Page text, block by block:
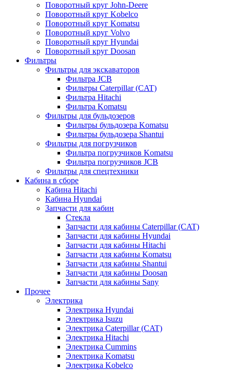
Поворотный круг John-Deere
Поворотный круг Kobelco
Поворотный круг Komatsu
Поворотный круг Volvo
Поворотный круг Hyundai
Поворотный круг Doosan
Фильтры
Фильтры для экскаваторов
Фильтра JCB
Фильтры Caterpillar (CAT)
Фильтра Hitachi
Фильтра Komatsu
Фильтры для бульдозеров
Фильтры бульдозера Komatsu
Фильтры бульдозера Shantui
Фильтры для погрузчиков
Фильтра погрузчиков Komatsu
Фильтра погрузчиков JCB
Фильтры для спецтехники
Кабина в сборе
Кабина Hitachi
Кабина Hyundai
Запчасти для кабин
Стекла
Запчасти для кабины Caterpillar (CAT)
Запчасти для кабины Hyundai
Запчасти для кабины Hitachi
Запчасти для кабины Komatsu
Запчасти для кабины Shantui
Запчасти для кабины Doosan
Запчасти для кабины Sany
Прочее
Электрика
Электрика Hyundai
Электрика Isuzu
Электрика Caterpillar (CAT)
Электрика Hitachi
Электрика Cummins
Электрика Komatsu
Электрика Kobelco